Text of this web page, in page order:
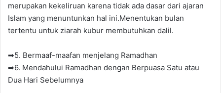
merupakan kekeliruan karena tidak ada dasar dari ajaran
Islam yang menuntunkan hal ini.Menentukan bulan
tertentu untuk ziarah kubur membutuhkan dalil.
➡5. Bermaaf-maafan menjelang Ramadhan
➡6. Mendahului Ramadhan dengan Berpuasa Satu atau
Dua Hari Sebelumnya